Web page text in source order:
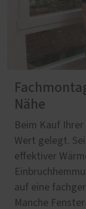
Nähe
Beim Kauf
Wert gelegt.
effektiver
auf eine
Manche